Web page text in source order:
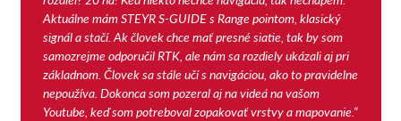
Aktuálne mám STEYR S-GUIDE s Range pointom, klasický
signál a stačí. Ak človek chce mať presné siatie, tak by som
samozrejme odporučil RTK, ale nám sa rozdiely ukázali aj pri
základnom. Človek sa stále učí s navigáciou, ako to pravidelne
nepoužíva. Dokonca som pozeral aj na videá na vašom
Youtube, keď som potreboval zopakovať vrstvy a mapovanie.“